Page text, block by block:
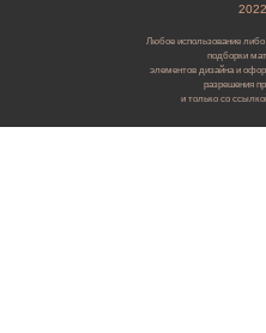
Любое использование
подборки
элементов дизайна и
разрешения
и только со